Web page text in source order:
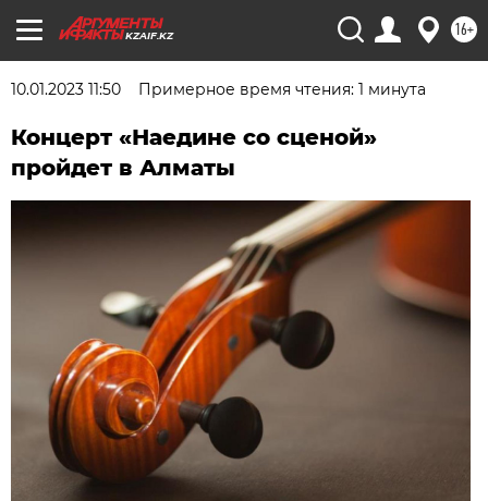
KZAIF.KZ 16+
10.01.2023 11:50 Примерное время чтения: 1 минута
Концерт «Наедине со сценой»
пройдет в Алматы